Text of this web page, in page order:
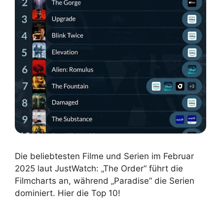
Die beliebtesten Filme und Serien im Februar
2025 laut JustWatch: „The Order“ führt die
Filmcharts an, während „Paradise“ die Serien
dominiert. Hier die Top 10!